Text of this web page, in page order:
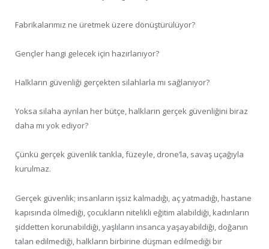
Fabrikalarımız ne üretmek üzere dönüştürülüyor?
Gençler hangi gelecek için hazırlanıyor?
Halkların güvenliği gerçekten silahlarla mı sağlanıyor?
Yoksa silaha ayrılan her bütçe, halkların gerçek güvenliğini biraz
daha mı yok ediyor?
Çünkü gerçek güvenlik tankla, füzeyle, drone’la, savaş uçağıyla
kurulmaz.
Gerçek güvenlik; insanların işsiz kalmadığı, aç yatmadığı, hastane
kapısında ölmediği, çocukların nitelikli eğitim alabildiği, kadınların
şiddetten korunabildiği, yaşlıların insanca yaşayabildiği, doğanın
talan edilmediği, halkların birbirine düşman edilmediği bir